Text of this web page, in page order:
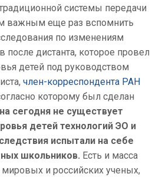
системы передачи
важным еще раз вспомнить
по изменениям
дистанта, которое провел
детей под руководством
член-корреспондента РАН
которому был сделан
на сегодня не существует
детей технологий ЭО и
испытали на себе
школьников. Есть и масса
и российских ученых,